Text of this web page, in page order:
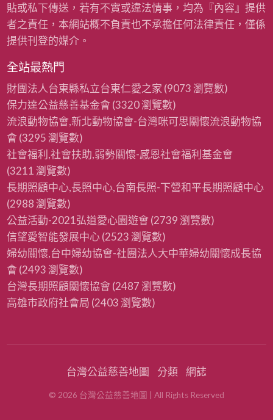
貼或私下傳送，若有不實或違法情事，均為『內容』提供
者之責任，本網站概不負責也不承擔任何法律責任，僅係
提供刊登的媒介。
全站最熱門
財團法人台東縣私立台東仁愛之家 (9073 瀏覽數)
保力達公益慈善基金會 (3320 瀏覽數)
流浪動物協會,新北動物協會-台灣咪可思關懷流浪動物協
會 (3295 瀏覽數)
社會福利,社會扶助,弱勢關懷-感恩社會福利基金會
(3211 瀏覽數)
長期照顧中心,長照中心,台南長照-下營和平長期照顧中心
(2988 瀏覽數)
公益活動-2021弘道愛心園遊會 (2739 瀏覽數)
信望愛智能發展中心(2523 瀏覽數)
婦幼關懷,台中婦幼協會-社團法人大中華婦幼關懷成長協
會 (2493 瀏覽數)
台灣長期照顧關懷協會 (2487 瀏覽數)
高雄市政府社會局 (2403 瀏覽數)
台灣公益慈善地圖 分類 網誌
© 2026 台灣公益慈善地圖 | All Rights Reserved